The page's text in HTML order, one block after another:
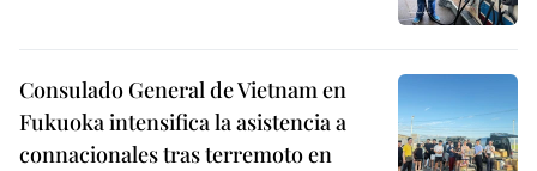
Consulado General de Vietnam en
Fukuoka intensifica la asistencia a
connacionales tras terremoto en